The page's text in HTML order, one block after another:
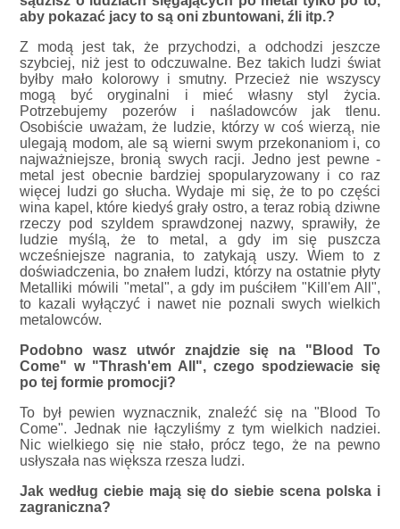
aby pokazać jacy to są oni zbuntowani, źli itp.?
Z modą jest tak, że przychodzi, a odchodzi jeszcze
szybciej, niż jest to odczuwalne. Bez takich ludzi świat
byłby mało kolorowy i smutny. Przecież nie wszyscy
mogą być oryginalni i mieć własny styl życia.
Potrzebujemy pozerów i naśladowców jak tlenu.
Osobiście uważam, że ludzie, którzy w coś wierzą, nie
ulegają modom, ale są wierni swym przekonaniom i, co
najważniejsze, bronią swych racji. Jedno jest pewne -
metal jest obecnie bardziej spopularyzowany i co raz
więcej ludzi go słucha. Wydaje mi się, że to po części
wina kapel, które kiedyś grały ostro, a teraz robią dziwne
rzeczy pod szyldem sprawdzonej nazwy, sprawiły, że
ludzie myślą, że to metal, a gdy im się puszcza
wcześniejsze nagrania, to zatykają uszy. Wiem to z
doświadczenia, bo znałem ludzi, którzy na ostatnie płyty
Metalliki mówili "metal", a gdy im puściłem "Kill'em All",
to kazali wyłączyć i nawet nie poznali swych wielkich
metalowców.
Podobno wasz utwór znajdzie się na "Blood To
Come" w "Thrash'em All", czego spodziewacie się
po tej formie promocji?
To był pewien wyznacznik, znaleźć się na "Blood To
Come". Jednak nie łączyliśmy z tym wielkich nadziei.
Nic wielkiego się nie stało, prócz tego, że na pewno
usłyszała nas większa rzesza ludzi.
Jak według ciebie mają się do siebie scena polska i
zagraniczna?